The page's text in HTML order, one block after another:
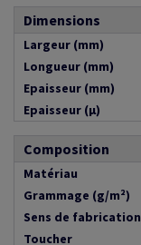
Dimensions
Largeur (mm)
Longueur (mm)
Epaisseur (mm)
Epaisseur (µ)
Composition
Matériau
Grammage (g/m²)
Sens de fabrication
Toucher